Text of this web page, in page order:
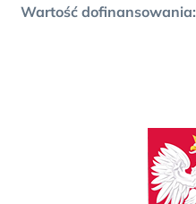
Wartość dofinansowania: